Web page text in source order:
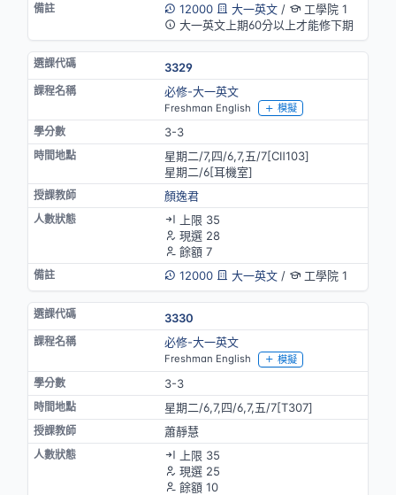
12000
大一英文/
工學院 1
大一英文上期60分以上才能修下期
3329
必修-大一英文
Freshman English 模擬
3-3
星期二/7,四/6,7,五/7[CⅡ103]
星期二/6[耳機室]
顏逸君
上限 35
現選 28
餘額 7
12000
大一英文/ 工學院 1
3330
必修-大一英文
Freshman English 模擬
3-3
星期二/6,7,四/6,7,五/7[T307]
蕭靜慧
上限 35
現選 25
餘額 10